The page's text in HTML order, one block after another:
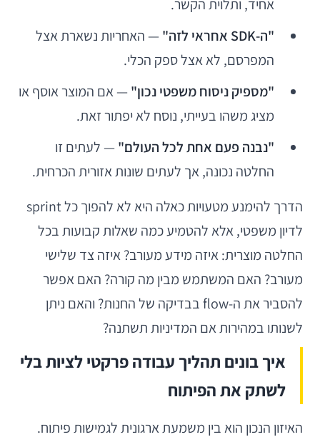
אחיד, ותלוית הקשר.
"ה-SDK אחראי לזה"
— האחריות נשארת אצל
המפרסם, לא אצל ספק הכלי.
"מספיק ניסוח משפטי נכון" — אם המוצר אוסף או
מציג משהו בעייתי, נוסח לא יפתור זאת.
"נבנה פעם אחת לכל העולם" — לעתים זו
החלטה נכונה, אך לעתים שונות אזורית הכרחית.
הדרך להימנע מטעויות כאלה היא לא להפוך כל sprint
לדיון משפטי, אלא להטמיע כמה שאלות קבועות בכל
החלטה מוצרית: איזה מידע מעורב? איזה צד שלישי
מעורב? האם המשתמש מבין מה קורה? האם אפשר
להסביר את ה-flow בבדיקה של החנות? והאם ניתן
לשנותו במהירות אם המדיניות תשתנה?
איך בונים תהליך עבודה פרקטי לציות בלי
לשתק את הפיתוח
האיזון הנכון הוא בין משמעת ארגונית לגמישות פיתוח.